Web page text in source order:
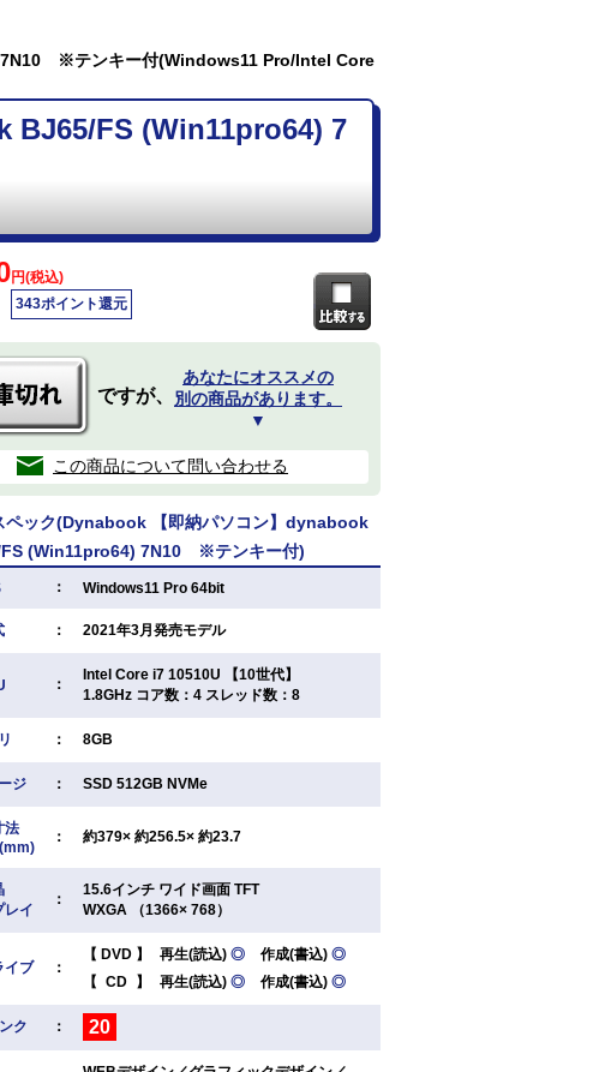
※テンキー付(Windows11 Pro/Intel Core
BJ65/FS (Win11pro64) 7
円(税込)
343ポイント還元
ですが、
あなたにオススメの
別の商品があります。
▼
この商品について問い合わせる
ペック(Dynabook 【即納パソコン】dynabook
(Win11pro64) 7N10 ※テンキー付)
： Windows11 Pro 64bit
： 2021年3月発売モデル
：
Intel Core i7 10510U 【10世代】
1.8GHz コア数：4 スレッド数：8
： 8GB
ジ ： SSD 512GB NVMe
法
： 約379× 約256.5× 約23.7
レイ
：
15.6インチ ワイド画面 TFT
WXGA （1366× 768）
イブ ：
【 DVD 】 再生(読込) ◎ 作成(書込) ◎
【 CD 】 再生(読込) ◎ 作成(書込) ◎
ク ： 20